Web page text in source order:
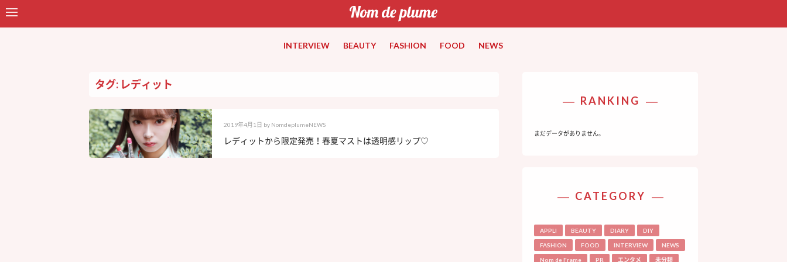
INTERVIEW BEAUTY FASHION FOOD NEWS
タグ: レディット
2019年4月1日 by NomdeplumeNEWS
レディットから限定発売！春夏マストは透明感リップ♡
RANKING
まだデータがありません。
CATEGORY
APPLI BEAUTY DIARY DIY
FASHION FOOD INTERVIEW NEWS
Nom de Frame PR エンタメ 未分類